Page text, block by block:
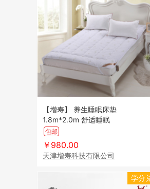
【增寿】 养生睡眠床垫
1.8m*2.0m 舒适睡眠
包邮
￥980.00
天津增寿科技有限公司
学分